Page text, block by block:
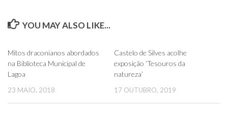
YOU MAY ALSO LIKE...
Mitos draconianos abordados
na Biblioteca Municipal de
Lagoa
23 MAIO, 2018
Castelo de Silves acolhe
exposição ‘Tesouros da
natureza’
17 OUTUBRO, 2019